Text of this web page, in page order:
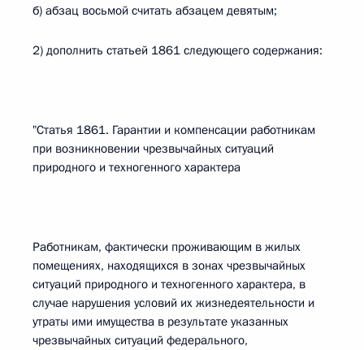
б) абзац восьмой считать абзацем девятым;
2) дополнить статьей 1861 следующего содержания:
"Статья 1861. Гарантии и компенсации работникам
при возникновении чрезвычайных ситуаций
природного и техногенного характера
Работникам, фактически проживающим в жилых
помещениях, находящихся в зонах чрезвычайных
ситуаций природного и техногенного характера, в
случае нарушения условий их жизнедеятельности и
утраты ими имущества в результате указанных
чрезвычайных ситуаций федерального,